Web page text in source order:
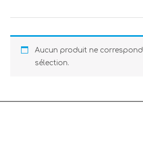
Aucun produit ne
sélection.